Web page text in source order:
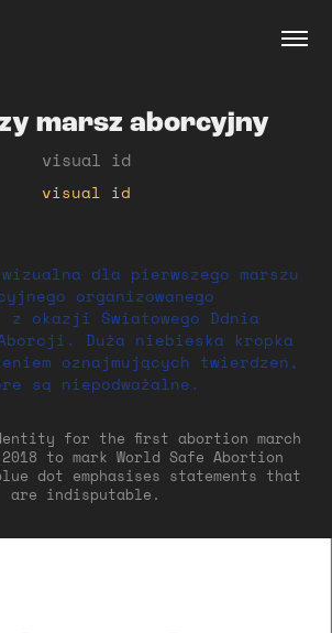
marsz aborcyjny
visual id
visual id
dla pierwszego marszu
organizowanego
z okazji Światowego Ddnia
Duża niebieska kropka
oznajmujących twierdzeń,
są niepodważalne.
for the first abortion march
to mark World Safe Abortion
dot emphasises statements that
are indisputable.